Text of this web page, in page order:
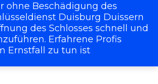
ohne Beschädigung des
Duisburg Duissern
des Schlosses schnell und
Erfahrene Profis
Ernstfall zu tun ist